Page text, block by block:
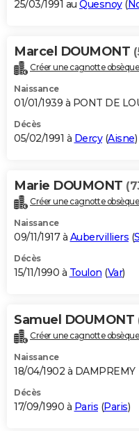
25/03/1991 au Quesnoy(
Marcel DOUMONT
Créer une cagnotte
Naissance
01/01/1939 à PONT DE
Décès
05/02/1991 à Dercy(Aisne)
Marie DOUMONT
Créer une cagnotte
Naissance
09/11/1917 à Aubervilliers (
Décès
15/11/1990 à Toulon (Var)
Samuel DOUMONT
Créer une cagnotte
Naissance
18/04/1902 à DAMPREMY
Décès
17/09/1990 à Paris (Paris)